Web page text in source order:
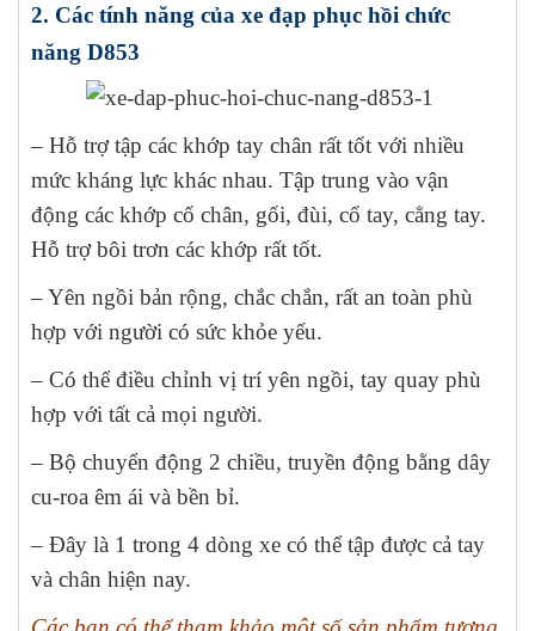
2. Các tính năng của xe đạp phục hồi chức
năng D853
– Hỗ trợ tập các khớp tay chân rất tốt với nhiều
mức kháng lực khác nhau. Tập trung vào vận
động các khớp cổ chân, gối, đùi, cổ tay, cẳng tay.
Hỗ trợ bôi trơn các khớp rất tốt.
– Yên ngồi bản rộng, chắc chắn, rất an toàn phù
hợp với người có sức khỏe yếu.
– Có thể điều chỉnh vị trí yên ngồi, tay quay phù
hợp với tất cả mọi người.
– Bộ chuyển động 2 chiều, truyền động bằng dây
cu-roa êm ái và bền bỉ.
– Đây là 1 trong 4 dòng xe có thể tập được cả tay
và chân hiện nay.